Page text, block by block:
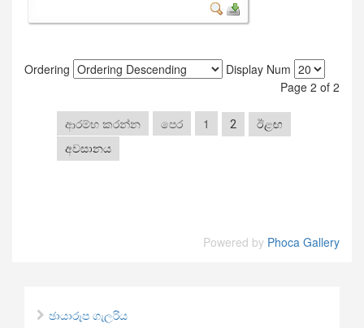
Ordering
Display Num
Page 2 of 2
ආරම්භ කරන්න පෙර 1 2
ඊළඟ
අවසානය
Powered by Phoca Gallery
ඡායාරූප ගැලරිය